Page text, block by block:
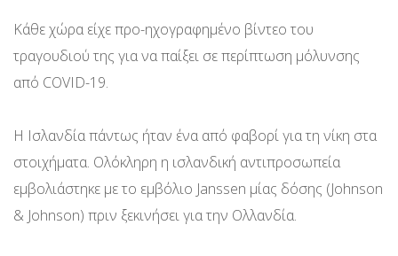
Κάθε χώρα είχε προ-ηχογραφημένο βίντεο του
τραγουδιού της για να παίξει σε περίπτωση μόλυνσης
από COVID-19.
Η Ισλανδία πάντως ήταν ένα από φαβορί για τη νίκη στα
στοιχήματα. Ολόκληρη η ισλανδική αντιπροσωπεία
εμβολιάστηκε με το εμβόλιο Janssen μίας δόσης (Johnson
& Johnson) πριν ξεκινήσει για την Ολλανδία.